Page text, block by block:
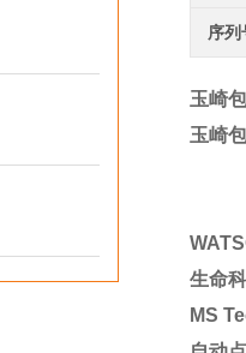
序列
玉崎
玉崎
生命
MS